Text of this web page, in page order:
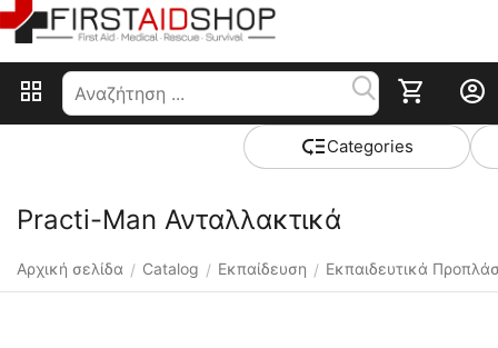
Сategories
Practi-Man Ανταλλακτικά
Αρχική σελίδα / Catalog / Εκπαίδευση / Εκπαιδευτικά